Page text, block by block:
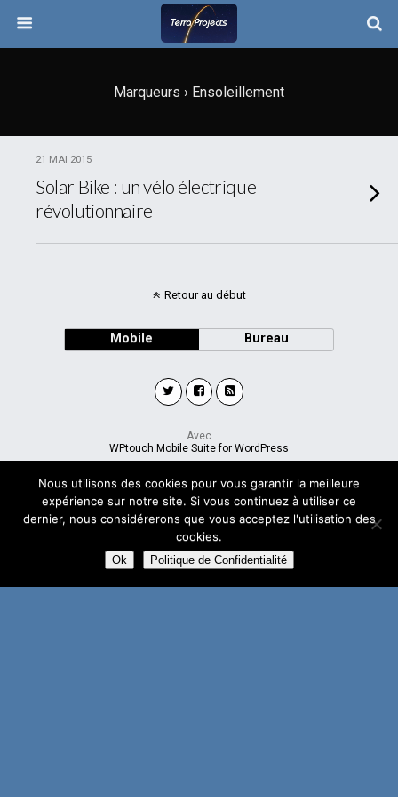
Marqueurs › Ensoleillement
21 MAI 2015
Solar Bike : un vélo électrique
révolutionnaire
Retour au début
Mobile Bureau
Avec
WPtouch Mobile Suite for WordPress
Nous utilisons des cookies pour vous garantir la meilleure
expérience sur notre site. Si vous continuez à utiliser ce
dernier, nous considérerons que vous acceptez l'utilisation des
cookies.
Ok Politique de Confidentialité